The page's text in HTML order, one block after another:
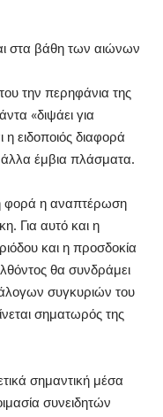
στα βάθη των αιώνων
την περηφάνια της
«διψάει για
η ειδοποιός διαφορά
έμβια πλάσματα.
φορά η αναπτέρωση
Για αυτό και η
και η προσδοκία
θα συνδράμει
συγκυριών του
σηματωρός της
σημαντική μέσα
συνειδητών